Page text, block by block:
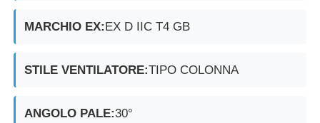
MARCHIO EX:EX D IIC T4 GB
STILE VENTILATORE:TIPO COLONNA
ANGOLO PALE:30°